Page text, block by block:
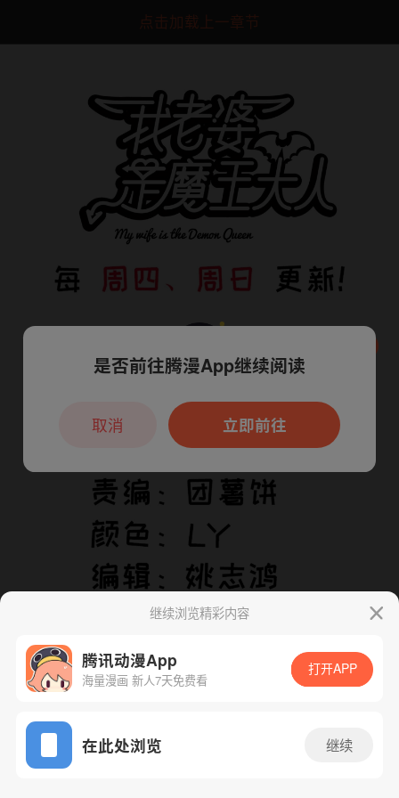
点击加载上一章节
App免费看
下一话
继续浏览精彩内容
腾讯动漫App
海量漫画 新人7天免费看
打开APP
在此处浏览 继续
本章节仅支持App阅读，可打开App新用
户7天免费看
是否前往腾漫App继续阅读
立即前往
取消